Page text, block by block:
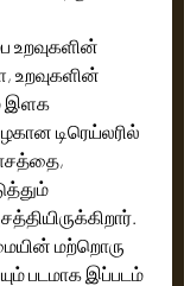
உறவுகளின்
இளக
டிரெய்லரில்
மற்றொரு
படமாக இப்படம்